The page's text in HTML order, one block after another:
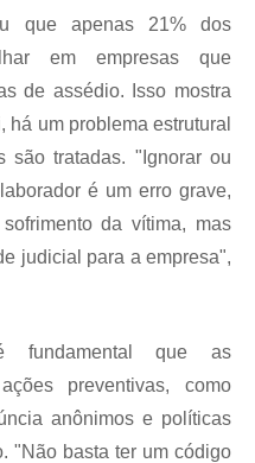
que apenas 21% dos
em empresas que
de assédio. Isso mostra
um problema estrutural
são tratadas. "Ignorar ou
é um erro grave,
da vítima, mas
judicial para a empresa",
fundamental que as
preventivas, como
anônimos e políticas
"Não basta ter um código